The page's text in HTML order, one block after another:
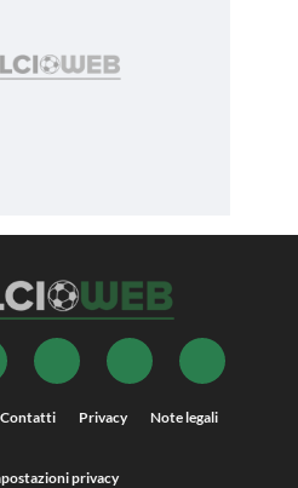
Contatti Privacy Note legali
privacy